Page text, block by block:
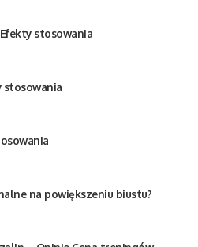
stosowania
stosowania
na powiększeniu biustu?